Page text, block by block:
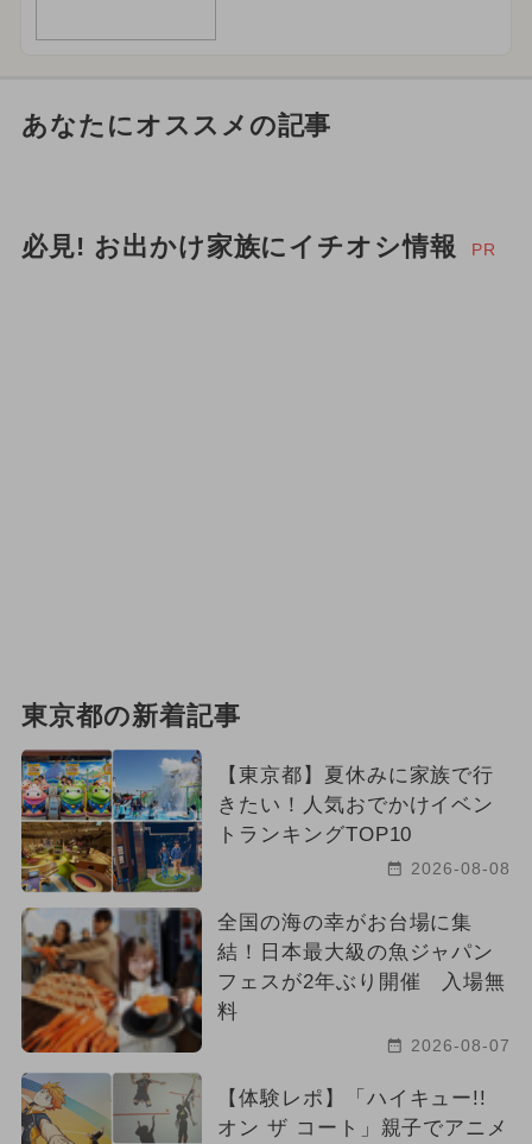
あなたにオススメの記事
必見! お出かけ家族にイチオシ情報 PR
東京都の新着記事
【東京都】夏休みに家族で行
きたい！人気おでかけイベン
トランキングTOP10
2026-08-08
全国の海の幸がお台場に集
結！日本最大級の魚ジャパン
フェスが2年ぶり開催 入場無
料
2026-08-07
【体験レポ】「ハイキュー!!
オン ザ コート」親子でアニメ